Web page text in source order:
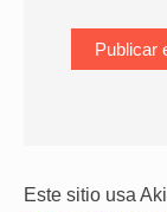
Este sitio usa